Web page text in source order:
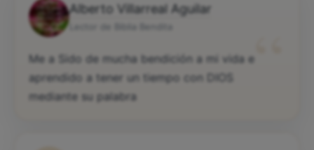
Alberto Villarreal Aguilar
“
Me a Sido de mucha bendición a mi vida e
aprendido a tener un tiempo con DIOS
mediante su palabra